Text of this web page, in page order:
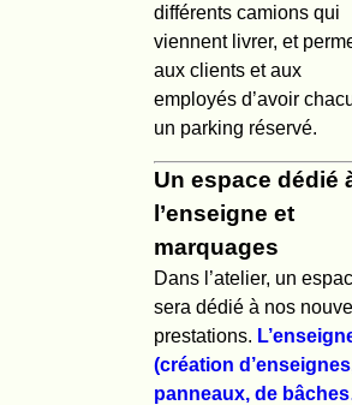
différents camions qui
viennent livrer, et
aux clients et aux
employés d’avoir
un parking réservé.
Un espace dédié
l’enseigne et
marquages
Dans l’atelier, un
sera dédié à nos
prestations.
(création
panneaux, de